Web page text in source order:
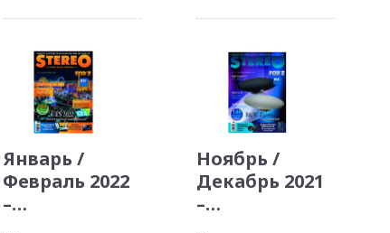
Январь /
Февраль 2022
–…
Ноябрь /
Декабрь 2021
–…